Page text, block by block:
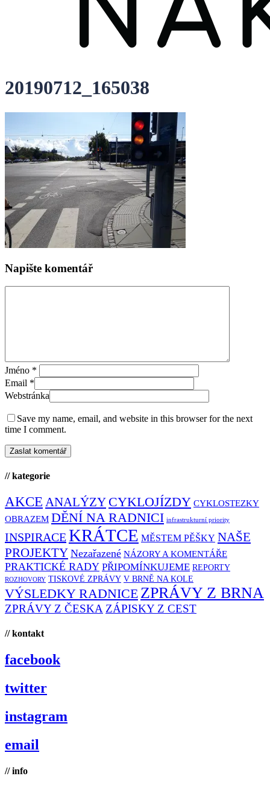
20190712_165038
Napište komentář
Jméno *
Email *
Webstránka
Save my name, email, and website in this browser for the next
time I comment.
// kategorie
AKCE ANALÝZY CYKLOJÍZDY CYKLOSTEZKY
OBRAZEM DĚNÍ NA RADNICI infrastrukturní priority
INSPIRACEKRÁTCE MĚSTEM PĚŠKY NAŠE
PROJEKTY Nezařazené NÁZORY A KOMENTÁŘE
PRAKTICKÉ RADY PŘIPOMÍNKUJEME REPORTY
ROZHOVORY TISKOVÉ ZPRÁVY V BRNĚ NA KOLE
VÝSLEDKY RADNICE ZPRÁVY Z BRNA
ZPRÁVY Z ČESKA ZÁPISKY Z CEST
// kontakt
facebook
twitter
instagram
email
// info